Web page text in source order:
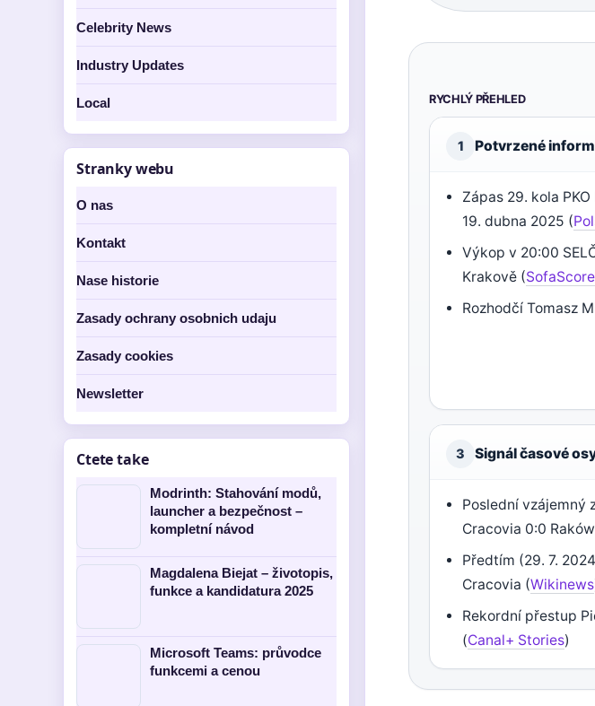
RYCHLÝ PŘEHLED
1 Potvrzené
Zápas 29. kola
19. dubna 2025 (
Výkop v 20:00
Krakově (SofaScore
Rozhodčí Tomasz
3 Signál časové
Poslední vzájemný
Cracovia 0:0
Předtím (29. 7.
Cracovia (Wikinews
Rekordní přestup
(Canal+ Stories)
Celebrity News
Industry Updates
Local
Stranky webu
O nas
Kontakt
Nase historie
Zasady ochrany osobnich udaju
Zasady cookies
Newsletter
Ctete take
Modrinth: Stahování modů,
launcher a bezpečnost –
kompletní návod
Magdalena Biejat – životopis,
funkce a kandidatura 2025
Microsoft Teams: průvodce
funkcemi a cenou